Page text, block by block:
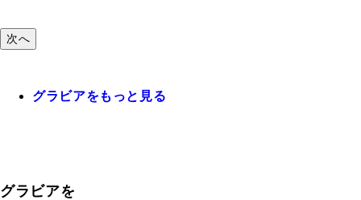
次へ
グラビアをもっと見る
グラビアを